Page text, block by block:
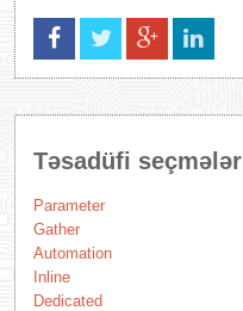
Təsadüfi seçmələr
Parameter
Gather
Automation
Inline
Dedicated